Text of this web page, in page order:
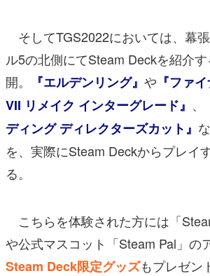
そしてTGS2022においては、幕
ル5の北側にてSteam Deckを紹介
開。
『エルデンリング』 や 『ファ
VII リメイク インターグレード』 、
ディング ディレクターズカット』
を、実際にSteam Deckからプレイ
る。
こちらを体験された方には「
や公式マスコット「Steam Pal」の
Steam Deck限定グッズもプレゼン